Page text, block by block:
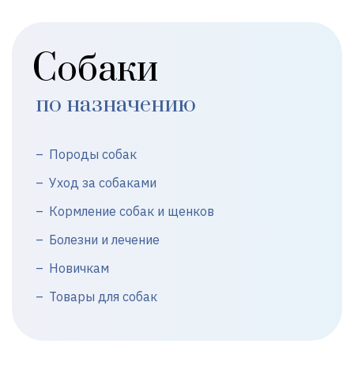
Собаки
по назначению
Породы собак
Уход за собаками
Кормление собак и щенков
Болезни и лечение
Новичкам
Товары для собак